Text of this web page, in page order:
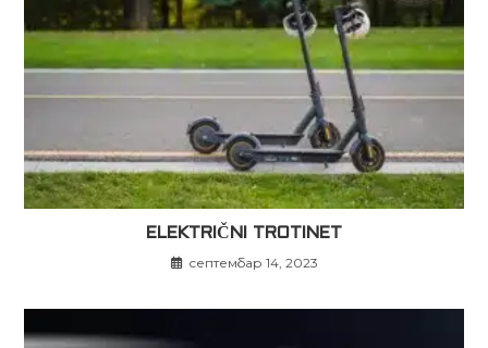
ELEKTRIČNI TROTINET
септембар 14, 2023